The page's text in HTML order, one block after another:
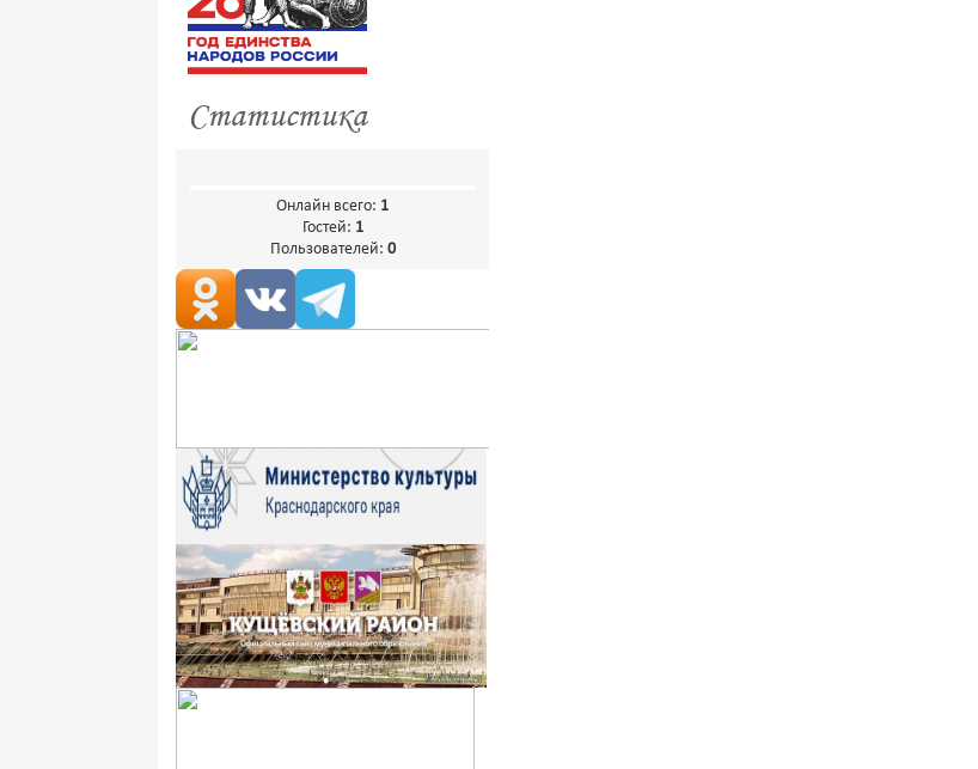
Статистика
Онлайн всего: 1
Гостей: 1
Пользователей: 0